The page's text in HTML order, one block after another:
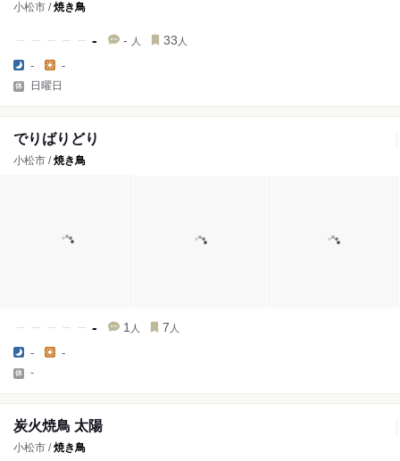
小松市 /焼き鳥
- - 人 33 人
- -
日曜日
でりばりどり
小松市 /焼き鳥
- 1 人 7 人
- -
-
炭火焼鳥 太陽
小松市 /焼き鳥